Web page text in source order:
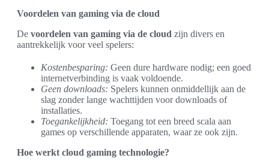
Voordelen van gaming via de cloud
De voordelen van gaming via de cloud zijn divers en
aantrekkelijk voor veel spelers:
Kostenbesparing: Geen dure hardware nodig; een goed
internetverbinding is vaak voldoende.
Geen downloads: Spelers kunnen onmiddellijk aan de
slag zonder lange wachttijden voor downloads of
installaties.
Toegankelijkheid: Toegang tot een breed scala aan
games op verschillende apparaten, waar ze ook zijn.
Hoe werkt cloud gaming technologie?